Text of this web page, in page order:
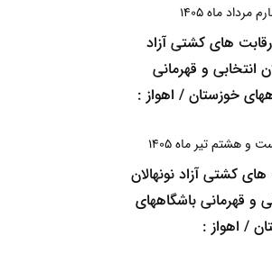
مرداد ماه 1405
رقابت های کشتی آزاد
انتخابی و قهرمانی
خوزستان / اهواز :
و هشتم تير ماه 1405
کشتی آزاد نونهالان
و قهرمانی باشگاههای
/ اهواز :